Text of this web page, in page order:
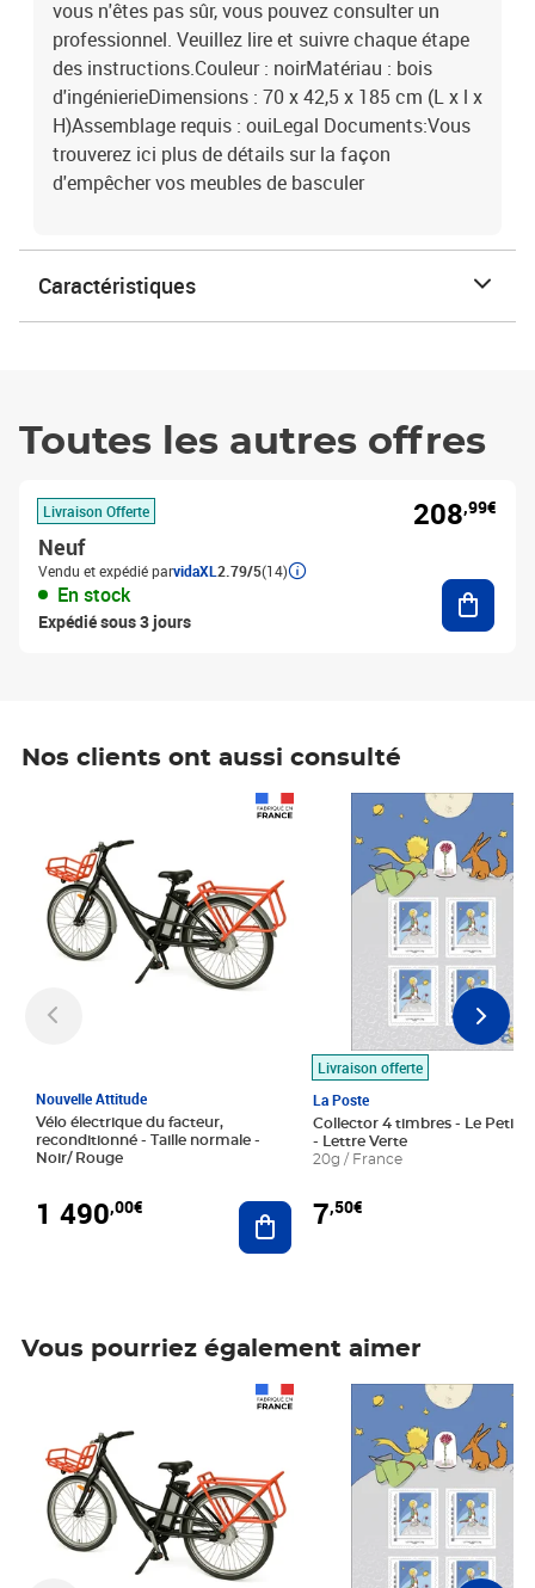
vous n'êtes pas sûr, vous pouvez consulter un
professionnel. Veuillez lire et suivre chaque étape
des instructions.Couleur : noirMatériau : bois
d'ingénierieDimensions : 70 x 42,5 x 185 cm (L x l x
H)Assemblage requis : ouiLegal Documents:Vous
trouverez ici plus de détails sur la façon
d'empêcher vos meubles de basculer
Caractéristiques
Toutes les autres offres
Livraison Offerte
Neuf
Vendu et expédié parvidaXL 2.79/5(14)
En stock
Expédié sous 3 jours
208,99€
Nos clients ont aussi consulté
Nouvelle Attitude
Vélo électrique du facteur,
reconditionné - Taille normale -
Noir/ Rouge
1 490,00€ Ajouter au panier
Livraison offerte
La Poste
Collector 4 timbres - Le Petit
- Lettre Verte
20g / France
7,50€
Prix 7,50€
Vous pourriez également aimer
Prix 7,50€